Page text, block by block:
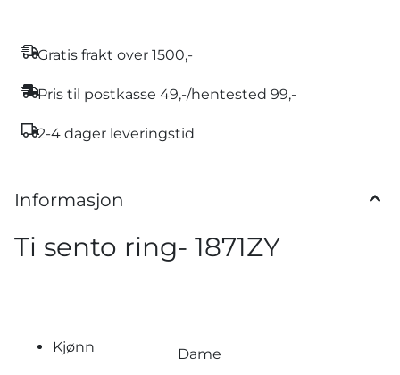
Gratis frakt over 1500,-
Pris til postkasse 49,-/hentested 99,-
2-4 dager leveringstid
Informasjon
Ti sento ring- 1871ZY
Kjønn
Dame